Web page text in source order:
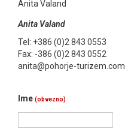
Anita Valand
Anita Valand
Tel: +386 (0)2 843 0553
Fax: -386 (0)2 843 0552
anita@pohorje-turizem.com
Ime (obvezno)